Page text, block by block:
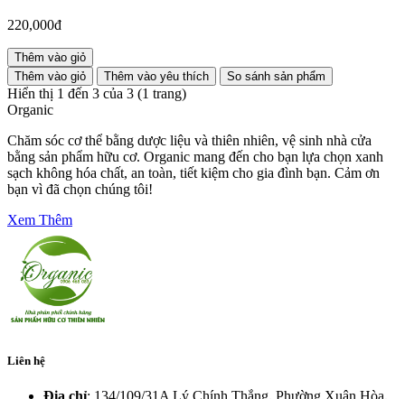
220,000đ
Thêm vào giỏ
Thêm vào giỏ
Thêm vào yêu thích So sánh sản phẩm
Hiển thị 1 đến 3 của 3 (1 trang)
Organic
Chăm sóc cơ thể bằng dược liệu và thiên nhiên, vệ sinh nhà cửa
bằng sản phẩm hữu cơ. Organic mang đến cho bạn lựa chọn xanh
sạch không hóa chất, an toàn, tiết kiệm cho gia đình bạn. Cảm ơn
bạn vì đã chọn chúng tôi!
Xem Thêm
Liên hệ
Địa chỉ: 134/109/31A Lý Chính Thắng, Phường Xuân Hòa,